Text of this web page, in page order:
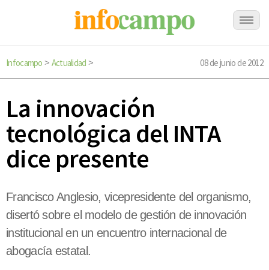
Infocampo > Actualidad > 08 de junio de 2012
La innovación
tecnológica del INTA
dice presente
Francisco Anglesio, vicepresidente del organismo,
disertó sobre el modelo de gestión de innovación
institucional en un encuentro internacional de
abogacía estatal.